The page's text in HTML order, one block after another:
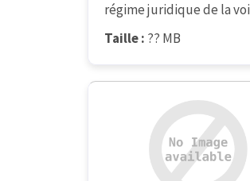
régime juridique de la
Taille : ?? MB